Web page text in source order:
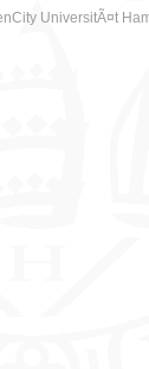
UniversitÃ¤t